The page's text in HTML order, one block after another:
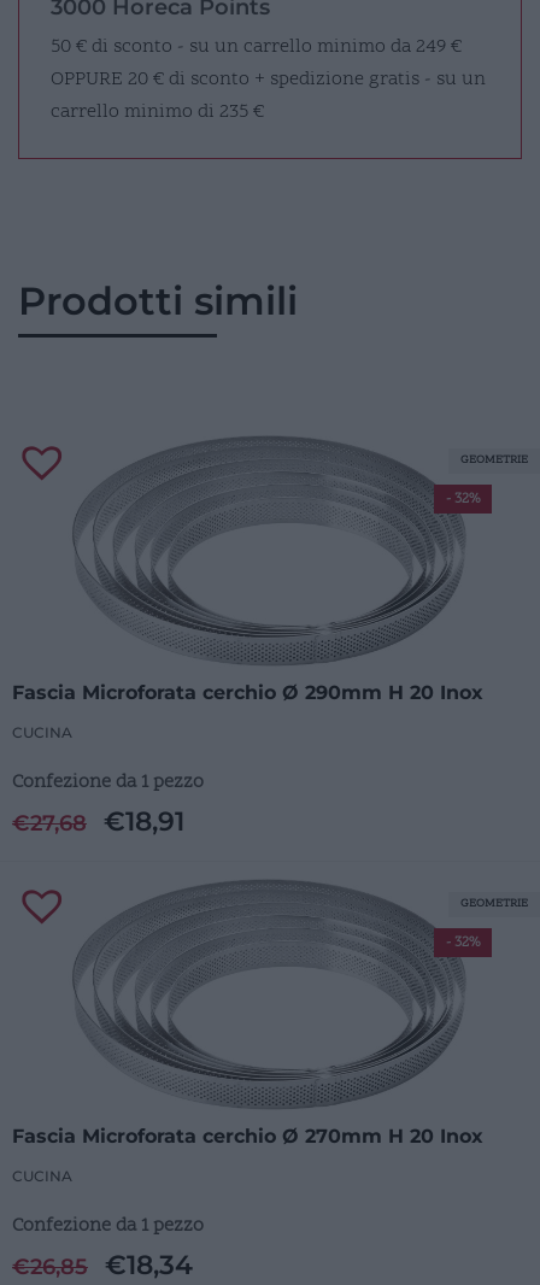
3000 Horeca Points
50 € di sconto - su un carrello minimo da 249 €
OPPURE 20 € di sconto + spedizione gratis - su un
carrello minimo di 235 €
Prodotti simili
Fascia Microforata cerchio Ø 290mm H 20 Inox
CUCINA
Confezione da 1 pezzo
€27,68 €18,91
- 32%
GEOMETRIE
Fascia Microforata cerchio Ø 270mm H 20 Inox
CUCINA
Confezione da 1 pezzo
€26,85 €18,34
- 32%
GEOMETRIE